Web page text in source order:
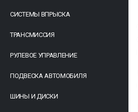
СИСТЕМЫ ВПРЫСКА
ТРАНСМИССИЯ
РУЛЕВОЕ УПРАВЛЕНИЕ
ПОДВЕСКА АВТОМОБИЛЯ
ШИНЫ И ДИСКИ